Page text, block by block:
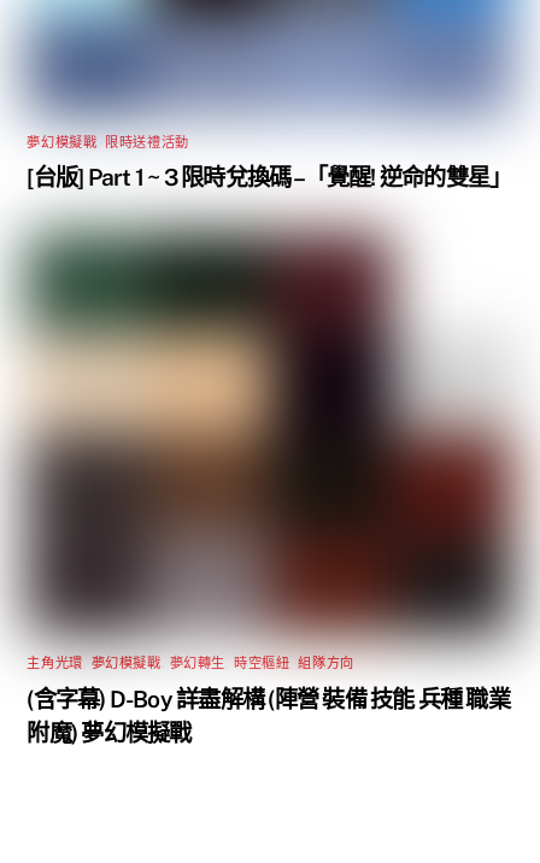
夢幻模擬戰 限時送禮活動
[台版] Part 1 ~ 3 限時兌換碼 –「覺醒! 逆命的雙星」
主角光環 夢幻模擬戰 夢幻轉生 時空樞紐 ,組隊方向
(含字幕) D-Boy 詳盡解構 (陣營 裝備 技能 兵種 職業
附魔) 夢幻模擬戰